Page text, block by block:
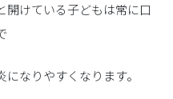
開けている子どもは常に口
なりやすくなります。